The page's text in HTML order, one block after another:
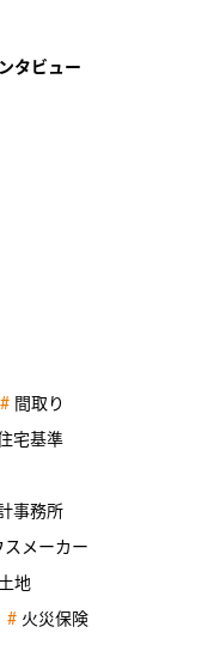
タビュー
間取り
宅基準
事務所
スメーカー
土地
火災保険